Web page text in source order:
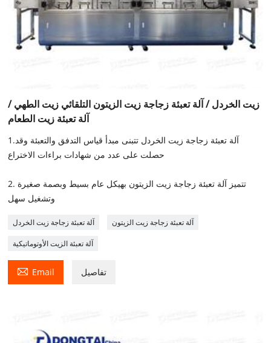
زيت الخردل / آلة تعبئة زجاجة زيت الزيتون التلقائي زيت الطهي /
آلة تعبئة زيت الطعام
1.آلة تعبئة زجاجة زيت الخردل تتبنى مبدأ قياس التدفق والتعبئة وقد
حصلت على عدد من شهادات براءات الاختراع
2. تتميز آلة تعبئة زجاجة زيت الزيتون بهيكل عام بسيط وبصمة صغيرة
وتشغيل سهل
آلة تعبئة زجاجة زيت الخردل آلة تعبئة زجاجة زيت الزيتون
آلة تعبئة الزيت الأوتوماتيكية
 Email تفاصيل